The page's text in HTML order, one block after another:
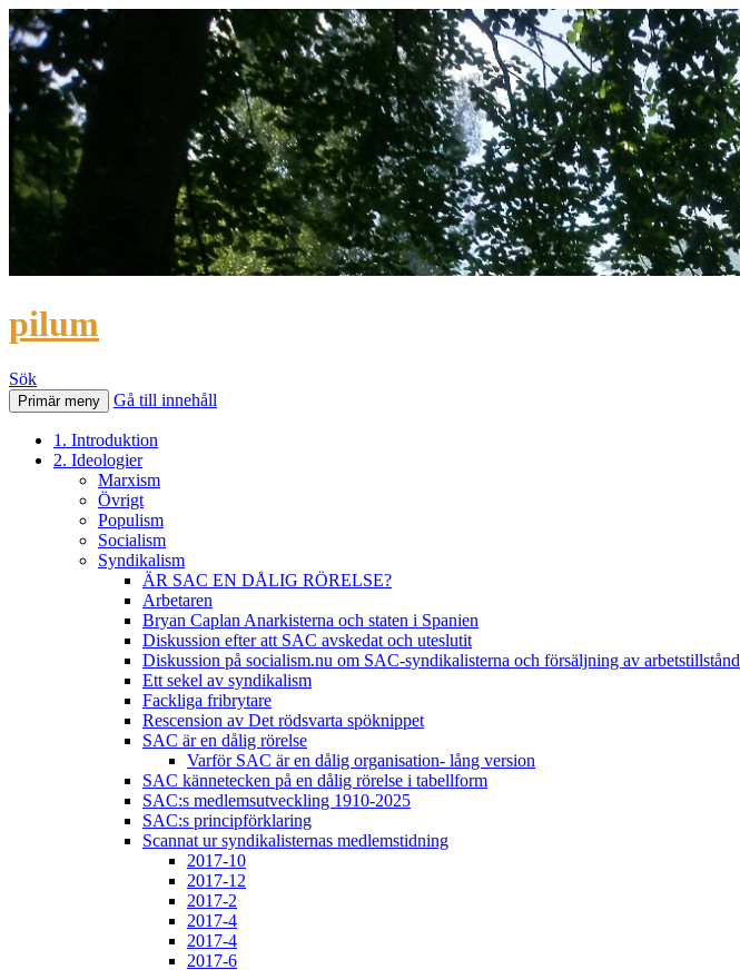
pilum
Sök
Primär meny Gå till innehåll
1. Introduktion
2. Ideologier
Marxism
Övrigt
Populism
Socialism
Syndikalism
ÄR SAC EN DÅLIG RÖRELSE?
Arbetaren
Bryan Caplan Anarkisterna och staten i Spanien
Diskussion efter att SAC avskedat och uteslutit
Diskussion på socialism.nu om SAC-syndikalisterna och försäljning av arbetstillstånd
Ett sekel av syndikalism
Fackliga fribrytare
Rescension av Det rödsvarta spöknippet
SAC är en dålig rörelse
Varför SAC är en dålig organisation- lång version
SAC kännetecken på en dålig rörelse i tabellform
SAC:s medlemsutveckling 1910-2025
SAC:s principförklaring
Scannat ur syndikalisternas medlemstidning
2017-10
2017-12
2017-2
2017-4
2017-4
2017-6